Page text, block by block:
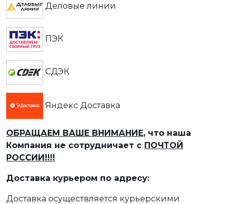
Деловые линии
ПЭК
СДЭК
Яндекс Доставка
ОБРАЩАЕМ ВАШЕ ВНИМАНИЕ, что наша
Компания не сотрудничает с ПОЧТОЙ
РОССИИ!!!!
Доставка курьером по адресу:
Доставка осуществляется курьерскими